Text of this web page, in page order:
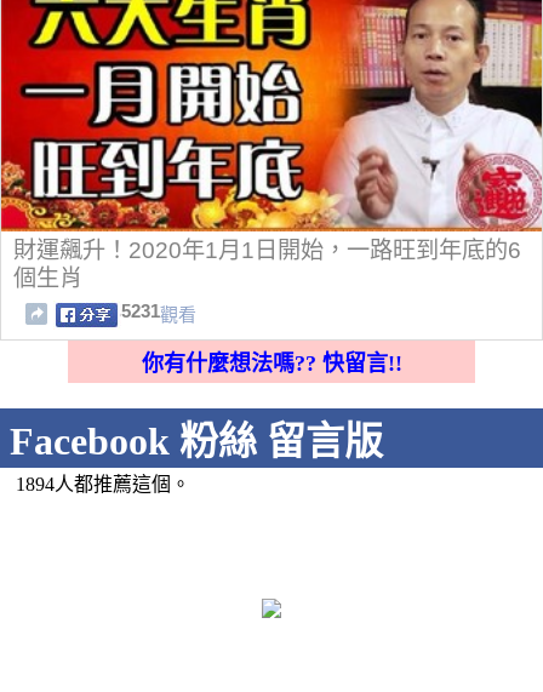
財運飆升！2020年1月1日開始，一路旺到年底的6
個生肖
5231觀看
你有什麼想法嗎?? 快留言!!
Facebook 粉絲 留言版
1894人都推薦這個。